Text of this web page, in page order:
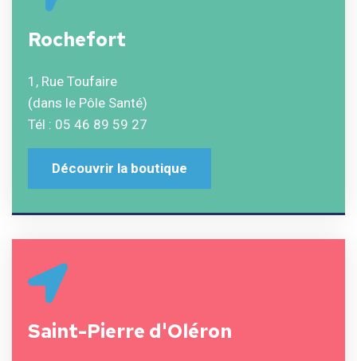
Rochefort
1, Rue Toufaire
(dans le Pôle Santé)
Tél : 05 46 89 59 27
Découvrir la boutique
Saint-Pierre d'Oléron